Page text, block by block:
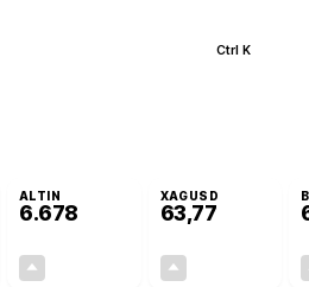
Ctrl K
ALTIN
6.678
XAGUSD
63,77